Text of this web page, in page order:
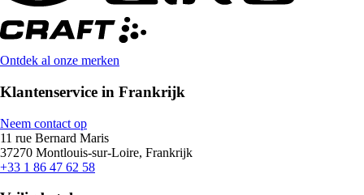
Ontdek al onze merken
Klantenservice in Frankrijk
Neem contact op
11 rue Bernard Maris
37270 Montlouis-sur-Loire, Frankrijk
+33 1 86 47 62 58